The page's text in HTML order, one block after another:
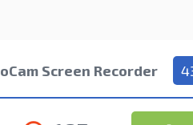
oCam Screen Recorder